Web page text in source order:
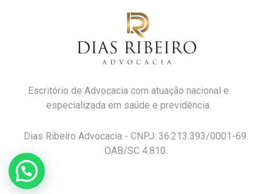
Escritório de Advocacia com atuação nacional e
especializada em saúde e previdência.
Dias Ribeiro Advocacia - CNPJ: 36.213.393/0001-69.
OAB/SC 4.810.